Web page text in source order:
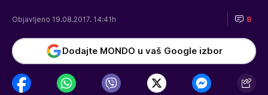
Objavljeno 19.08.2017. 14:41h 8
Dodajte MONDO u vaš Google izbor